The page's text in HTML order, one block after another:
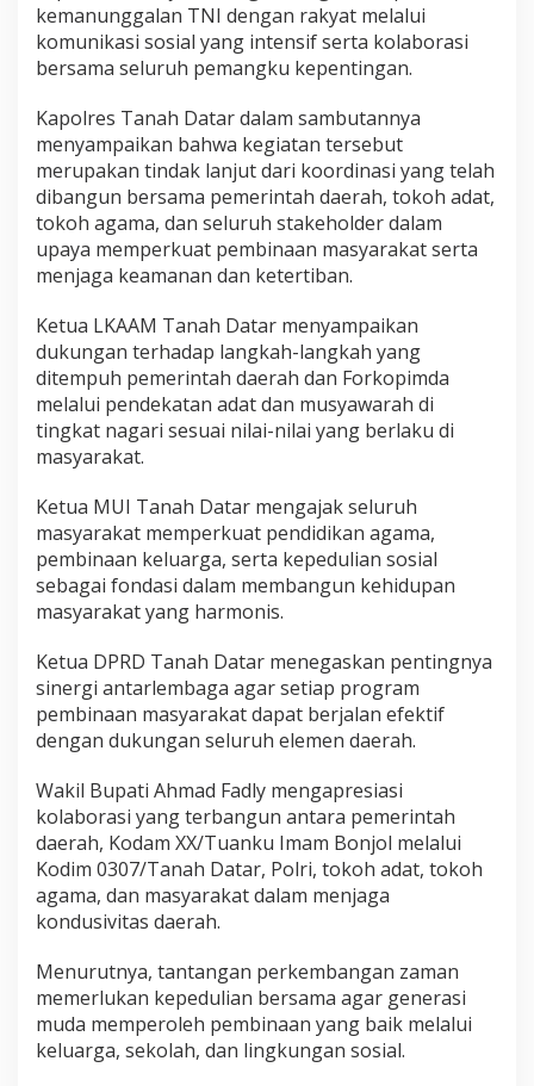
d
i
r
i
e
k
l
a
r
a
s
K
t
a
h
a
n
a
o
i
a
d
i
a
t
u
s
g
k
a
r
kemanunggalan TNI dengan rakyat melalui
komunikasi sosial yang intensif serta kolaborasi
bersama seluruh pemangku kepentingan.
Kapolres Tanah Datar dalam sambutannya
menyampaikan bahwa kegiatan tersebut
merupakan tindak lanjut dari koordinasi yang telah
dibangun bersama pemerintah daerah, tokoh adat,
tokoh agama, dan seluruh stakeholder dalam
upaya memperkuat pembinaan masyarakat serta
menjaga keamanan dan ketertiban.
Ketua LKAAM Tanah Datar menyampaikan
dukungan terhadap langkah-langkah yang
ditempuh pemerintah daerah dan Forkopimda
melalui pendekatan adat dan musyawarah di
tingkat nagari sesuai nilai-nilai yang berlaku di
masyarakat.
Ketua MUI Tanah Datar mengajak seluruh
masyarakat memperkuat pendidikan agama,
pembinaan keluarga, serta kepedulian sosial
sebagai fondasi dalam membangun kehidupan
masyarakat yang harmonis.
Ketua DPRD Tanah Datar menegaskan pentingnya
sinergi antarlembaga agar setiap program
pembinaan masyarakat dapat berjalan efektif
dengan dukungan seluruh elemen daerah.
Wakil Bupati Ahmad Fadly mengapresiasi
kolaborasi yang terbangun antara pemerintah
daerah, Kodam XX/Tuanku Imam Bonjol melalui
Kodim 0307/Tanah Datar, Polri, tokoh adat, tokoh
agama, dan masyarakat dalam menjaga
kondusivitas daerah.
Menurutnya, tantangan perkembangan zaman
memerlukan kepedulian bersama agar generasi
muda memperoleh pembinaan yang baik melalui
keluarga, sekolah, dan lingkungan sosial.